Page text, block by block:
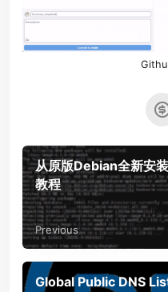
从原版Debian全新安
教程
Previous
Global Public DNS